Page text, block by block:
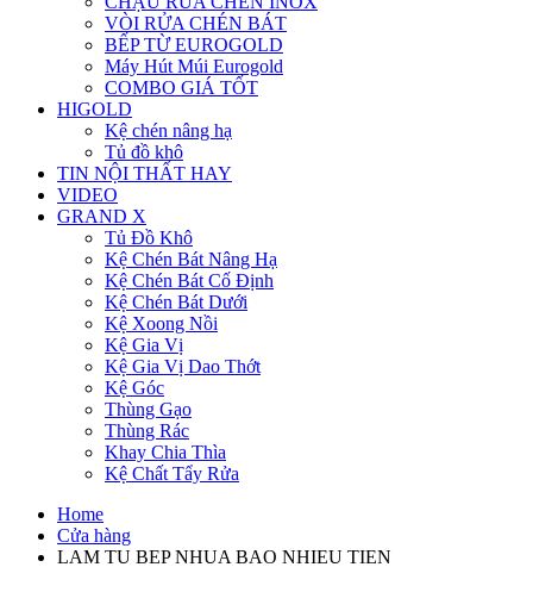
VÒI RỬA CHÉN BÁT
BẾP TỪ EUROGOLD
Máy Hút Múi Eurogold
COMBO GIÁ TỐT
HIGOLD
Kệ chén nâng hạ
Tủ đồ khô
TIN NỘI THẤT HAY
VIDEO
GRAND X
Tủ Đồ Khô
Kệ Chén Bát Nâng Hạ
Kệ Chén Bát Cố Định
Kệ Chén Bát Dưới
Kệ Xoong Nồi
Kệ Gia Vị
Kệ Gia Vị Dao Thớt
Kệ Góc
Thùng Gạo
Thùng Rác
Khay Chia Thìa
Kệ Chất Tẩy Rửa
Home
Cửa hàng
LAM TU BEP NHUA BAO NHIEU TIEN